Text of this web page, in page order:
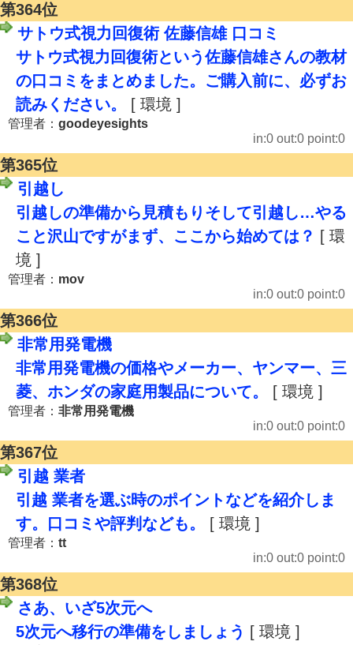
第364位
サトウ式視力回復術 佐藤信雄 口コミ
サトウ式視力回復術という佐藤信雄さんの教材
の口コミをまとめました。ご購入前に、必ずお
読みください。
[ 環境 ]
管理者： goodeyesights
in:0 out:0 point:0
第365位
引越し
引越しの準備から見積もりそして引越し…やる
こと沢山ですがまず、ここから始めては？ [ 環
境 ]
管理者： mov
in:0 out:0 point:0
第366位
非常用発電機
非常用発電機の価格やメーカー、ヤンマー、三
菱、ホンダの家庭用製品について。
[ 環境 ]
管理者： 非常用発電機
in:0 out:0 point:0
第367位
引越 業者
引越 業者を選ぶ時のポイントなどを紹介しま
す。口コミや評判なども。
[ 環境 ]
管理者： tt
in:0 out:0 point:0
第368位
さあ、いざ5次元へ
5次元へ移行の準備をしましょう [ 環境 ]